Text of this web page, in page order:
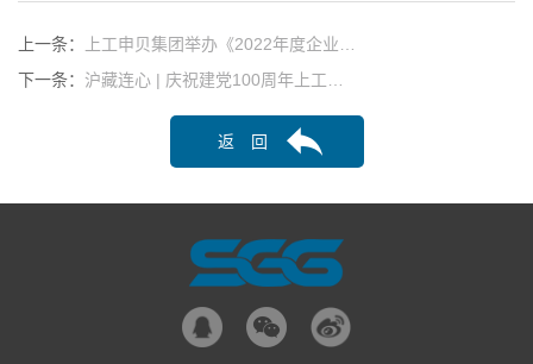
上一条：
上工申贝集团举办《2022年度企业…
下一条： 沪藏连心 | 庆祝建党100周年上工…
返 回